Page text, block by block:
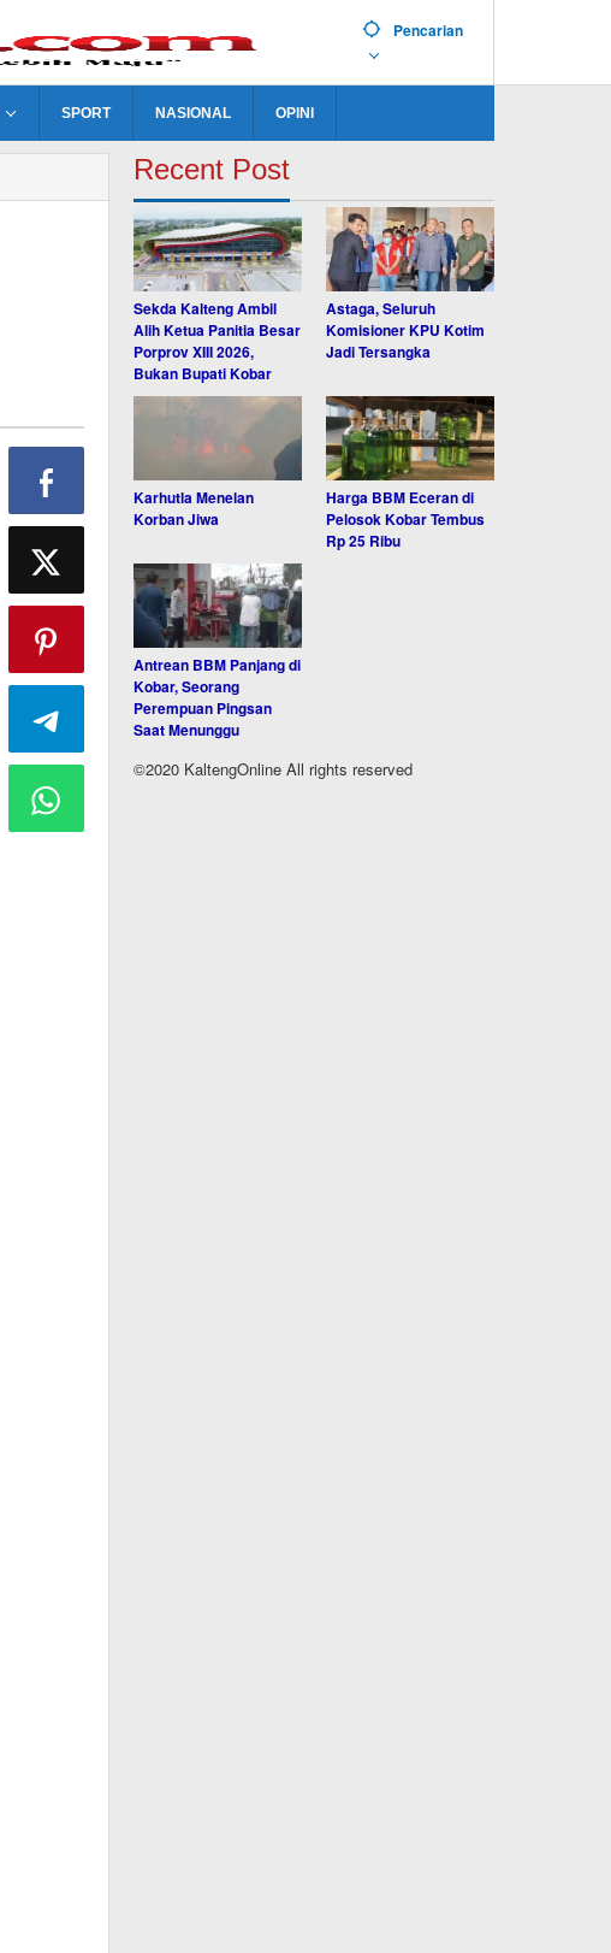
Pencarian
SPORT NASIONAL OPINI
Recent Post
Sekda Kalteng Ambil
Alih Ketua Panitia Besar
Porprov XIII 2026,
Bukan Bupati Kobar
Astaga, Seluruh
Komisioner KPU Kotim
Jadi Tersangka
Karhutla Menelan
Korban Jiwa
Harga BBM Eceran di
Pelosok Kobar Tembus
Rp 25 Ribu
Antrean BBM Panjang di
Kobar, Seorang
Perempuan Pingsan
Saat Menunggu
©2020 KaltengOnline All rights reserved